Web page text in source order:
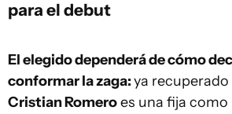
para el debut
El elegido dependerá de cómo
conformar la zaga:ya recuperado
Cristian Romeroes una fija